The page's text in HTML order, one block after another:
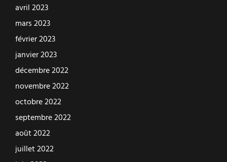
avril 2023
mars 2023
février 2023
janvier 2023
décembre 2022
novembre 2022
octobre 2022
septembre 2022
août 2022
juillet 2022